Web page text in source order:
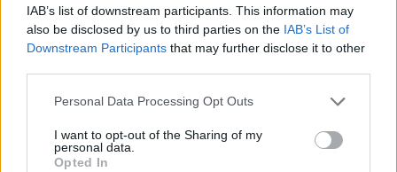
IAB’s list of downstream participants. This information may
also be disclosed by us to third parties on the IAB’s List of
Downstream Participants that may further disclose it to other
Personal Data Processing Opt Outs
I want to opt-out of the Sharing of my
personal data.
Opted In
Ελλάδα